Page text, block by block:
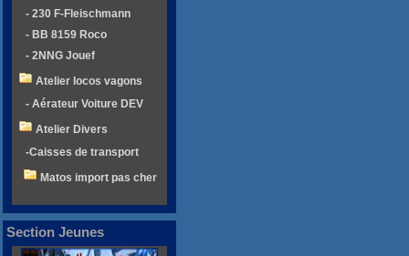
- 230 F-Fleischmann
- BB 8159 Roco
- 2NNG Jouef
Atelier locos vagons
- Aérateur Voiture DEV
Atelier Divers
-Caisses de transport
Matos import pas cher
Section Jeunes